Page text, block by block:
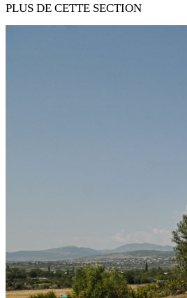
PLUS DE CETTE SECTION